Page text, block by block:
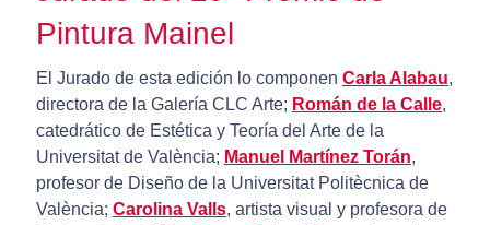
Pintura Mainel
El Jurado de esta edición lo componen Carla Alabau,
directora de la Galería CLC Arte; Román de la Calle,
catedrático de Estética y Teoría del Arte de la
Universitat de València; Manuel Martínez Torán,
profesor de Diseño de la Universitat Politècnica de
València; Carolina Valls, artista visual y profesora de